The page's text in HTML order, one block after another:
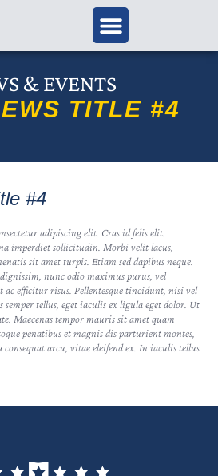
& EVENTS
TITLE #4
#4
adipiscing elit. Cras id felis elit.
imperdiet sollicitudin. Morbi velit lacus,
sit amet turpis. Etiam sed dapibus neque.
nunc odio maximus purus, vel
efficitur risus. Pellentesque tincidunt, nisi vel
semper tellus, eget iaculis ex ligula eget dolor. Ut
Maecenas tempor mauris sit amet quam
penatibus et magnis dis parturient montes,
consequat arcu, vitae eleifend ex. In iaculis tellus